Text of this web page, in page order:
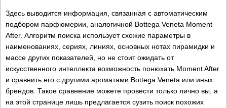
Здесь выводится информация, связанная с автоматическим
подбором парфюмерии, аналогичной Bottega Veneta Moment
After. Алгоритм поиска использует схожие параметры в
наименованиях, сериях, линиях, основных нотах пирамидки и
массе других показателей, но не стоит ожидать от
искусственного интеллекта возможность понюхать Moment After
и сравнить его с другими ароматами Bottega Veneta или иных
брендов. Такое сравнение можете провести только лично вы, а
на этой странице лишь предлагается сузить поиск похожих